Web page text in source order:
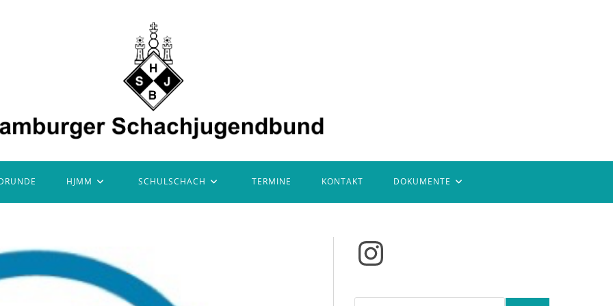
HJMM SCHULSCHACH TERMINE KONTAKT DOKUMENTE
Instagram